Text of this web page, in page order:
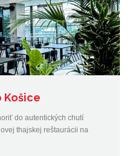
Košice
do autentických chutí
thajskej reštaurácii na